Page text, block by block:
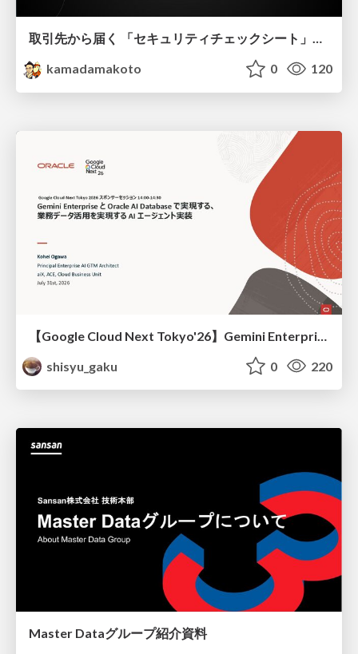
取引先から届く 「セキュリティチェックシート」の読み解き方
kamadamakoto
0 120
shisyu_gaku
0 220
Master Dataグループ紹介資料